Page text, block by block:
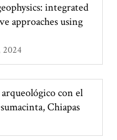
integrated
approaches using
2024
con el
Chiapas